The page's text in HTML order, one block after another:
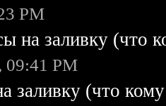
PM
на заливку (что
09:41 PM
заливку (что